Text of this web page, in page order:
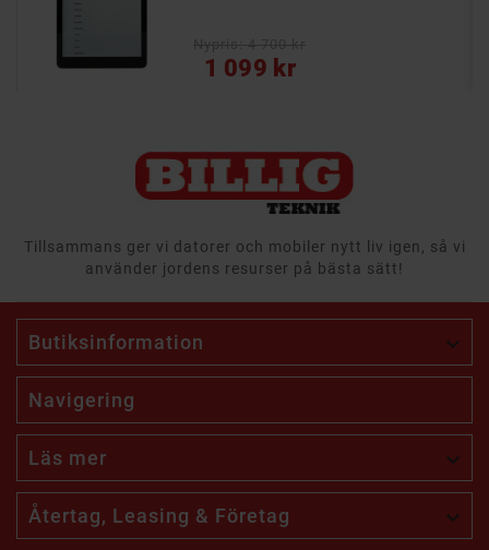
1 099 kr
Vanligt pris
Pris
Tillsammans ger vi datorer och mobiler nytt liv igen, så vi
använder jordens resurser på bästa sätt!
Butiksinformation 
Navigering
Läs mer 
Återtag, Leasing & Företag 